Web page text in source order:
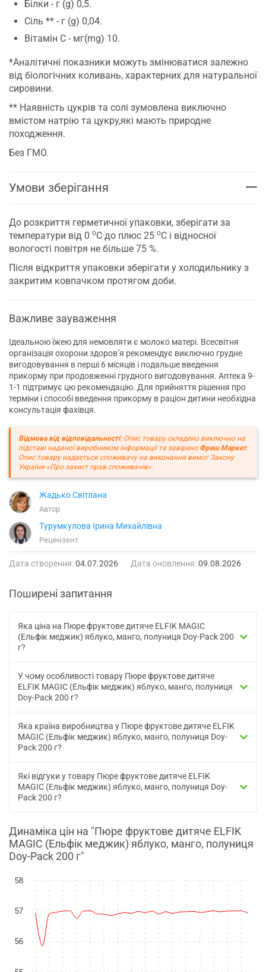
Білки - г (g) 0,5.
Сіль ** - г (g) 0,04.
Вітамін С - мг(mg) 10.
*Аналітичні показники можуть змінюватися залежно
від біологічних коливань, характерних для натуральної
сировини.
** Наявність цукрів та солі зумовлена виключно
вмістом натрію та цукру,які мають природне
походження.
Без ГМО.
Умови зберігання
До розкриття герметичної упаковки, зберігати за
температури від 0 оС до плюс 25 оС і відносної
вологості повітря не більше 75 %.
Після відкриття упаковки зберігати у холодильнику з
закритим ковпачком протягом доби.
Важливе зауваження
Ідеальною їжею для немовляти є молоко матері. Всесвітня
організація охорони здоров’я рекомендує виключно грудне
вигодовування в перші 6 місяців і подальше введення
прикорму при продовженні грудного вигодовування. Аптека 9-
1-1 підтримує цю рекомендацію. Для прийняття рішення про
терміни і способі введення прикорму в раціон дитини необхідна
консультація фахівця.
Відмова від відповідальності:Опис товару складено виключно на
підставі наданої виробником інформації та завірено Фреш Маркет.
Опис товару надається споживачу на виконання вимог Закону
України «Про захист прав споживачів».
Жадько Світлана
Автор
Турумкулова Ірина Михайлівна
Рецензент
Дата створення:04.07.2026 Дата оновлення:09.08.2026
Поширені запитання
Яка ціна на Пюре фруктове дитяче ELFIK MAGIC
(Ельфік меджик) яблуко, манго, полуниця Doy-Pack 200
г?
У чому особливості товару Пюре фруктове дитяче
ELFIK MAGIC (Ельфік меджик) яблуко, манго, полуниця
Doy-Pack 200 г?
Яка країна виробництва у Пюре фруктове дитяче ELFIK
MAGIC (Ельфік меджик) яблуко, манго, полуниця Doy-
Pack 200 г?
Які відгуки у товару Пюре фруктове дитяче ELFIK
MAGIC (Ельфік меджик) яблуко, манго, полуниця Doy-
Pack 200 г?
Динаміка цін на "Пюре фруктове дитяче ELFIK
MAGIC (Ельфік меджик) яблуко, манго, полуниця
Doy-Pack 200 г"
56
57
58